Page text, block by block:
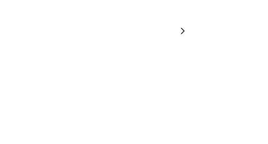
i osvaja srca onih koji
žele izraziti svoju jedinstvenost i